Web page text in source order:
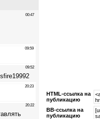
HTML-cсылка на
публикацию
BB-cсылка на
публикацию